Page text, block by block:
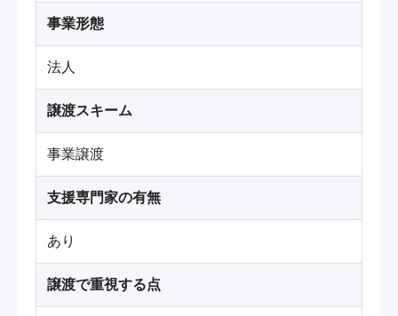
事業形態
法人
譲渡スキーム
事業譲渡
支援専門家の有無
あり
譲渡で重視する点